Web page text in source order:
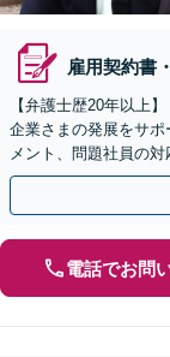
雇用契約書
【弁護士歴20年以上
企業さまの発展をサ
メント、問題社員の
め、経営問題はお任
電話でお問